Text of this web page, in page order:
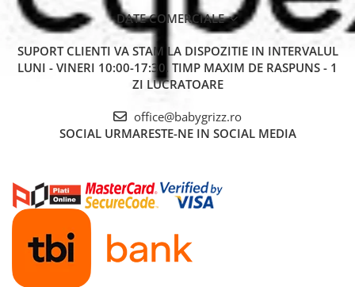
DATE COMERCIALE
SUPORT CLIENTI VA STAM LA DISPOZITIE IN INTERVALUL
LUNI - VINERI 10:00-17:30. TIMP MAXIM DE RASPUNS - 1
ZI LUCRATOARE
office@babygrizz.ro
SOCIAL URMARESTE-NE IN SOCIAL MEDIA